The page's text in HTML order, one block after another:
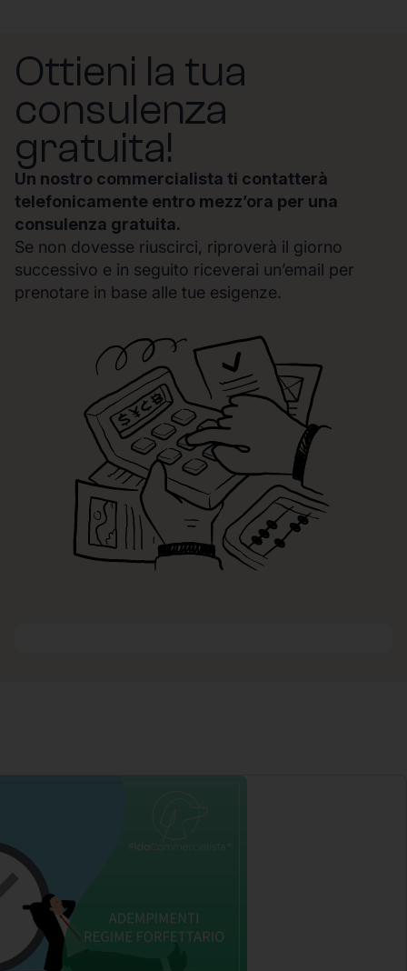
Ottieni la tua
consulenza
gratuita!
Un nostro commercialista ti contatterà
telefonicamente entro mezz’ora per una
consulenza gratuita.
Se non dovesse riuscirci, riproverà il giorno
successivo e in seguito riceverai un’email per
prenotare in base alle tue esigenze.